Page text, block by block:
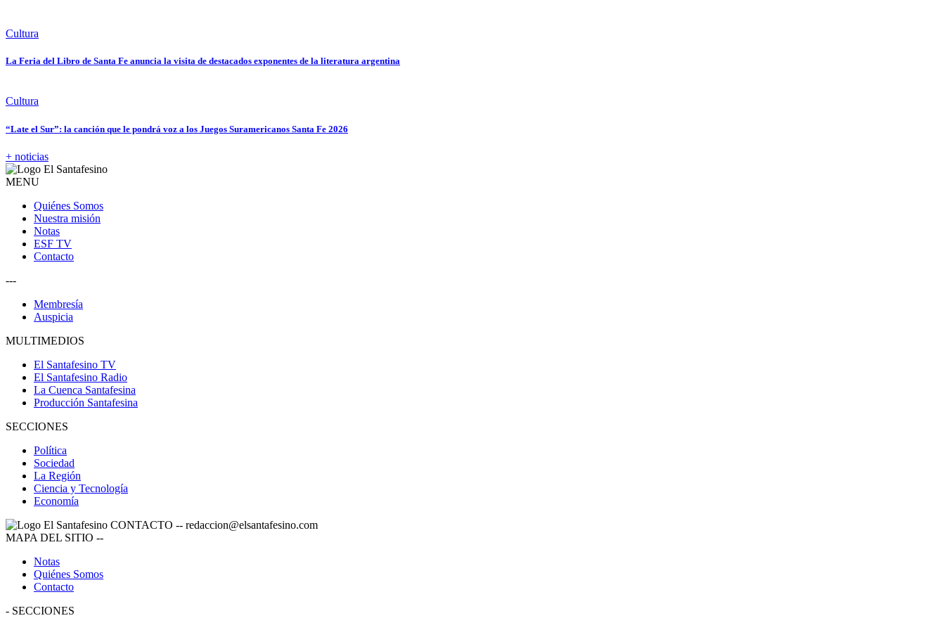
Cultura
La Feria del Libro de Santa Fe anuncia la visita de destacados exponentes de la literatura argentina
Cultura
“Late el Sur”: la canción que le pondrá voz a los Juegos Suramericanos Santa Fe 2026
+ noticias
MENU
Quiénes Somos
Nuestra misión
Notas
ESF TV
Contacto
---
Membresía
Auspicia
MULTIMEDIOS
El Santafesino TV
El Santafesino Radio
La Cuenca Santafesina
Producción Santafesina
SECCIONES
Política
Sociedad
La Región
Ciencia y Tecnología
Economía
CONTACTO -- redaccion@elsantafesino.com
MAPA DEL SITIO --
Notas
Quiénes Somos
Contacto
- SECCIONES